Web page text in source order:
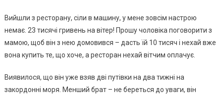
Вийшли з ресторану, сіли в машину, у мене зовсім настрою
немає. 23 тисячі гривень на вітер! Прошу чоловіка поговорити з
мамою, щоб він з нею домовився – дасть їй 10 тисяч і нехай вже
вона купить те, що хоче, а ресторан нехай вітчим оплачує.
Виявилося, що він уже взяв дві путівки на два тижні на
закордонні моря. Менший брат – не береться до уваги, він